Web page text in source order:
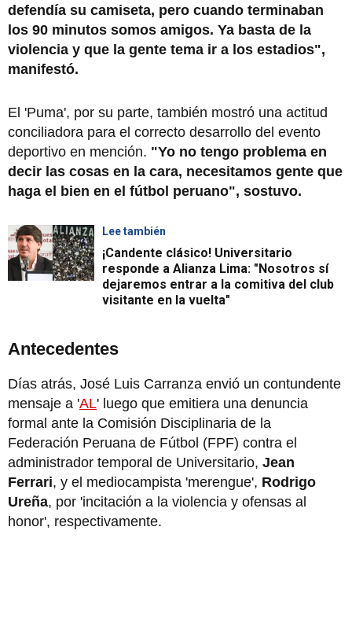
defendía su camiseta, pero cuando terminaban
los 90 minutos somos amigos. Ya basta de la
violencia y que la gente tema ir a los estadios",
manifestó.
El 'Puma', por su parte, también mostró una actitud
conciliadora para el correcto desarrollo del evento
deportivo en mención. "Yo no tengo problema en
decir las cosas en la cara, necesitamos gente que
haga el bien en el fútbol peruano", sostuvo.
Lee también
¡Candente clásico! Universitario
responde a Alianza Lima: "Nosotros sí
dejaremos entrar a la comitiva del club
visitante en la vuelta"
Antecedentes
Días atrás, José Luis Carranza envió un contundente
mensaje a 'AL' luego que emitiera una denuncia
formal ante la Comisión Disciplinaria de la
Federación Peruana de Fútbol (FPF) contra el
administrador temporal de Universitario, Jean
Ferrari, y el mediocampista 'merengue', Rodrigo
Ureña, por 'incitación a la violencia y ofensas al
honor', respectivamente.